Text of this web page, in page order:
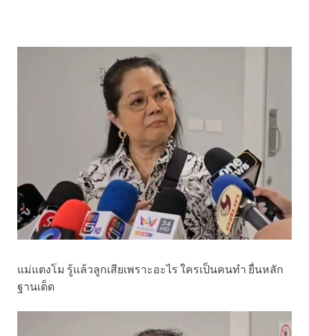
แม่แตงโม รู้แล้วลูกเสียเพราะอะไร ใครเป็นคนทำ ยื่นหลัก
ฐานเด็ด